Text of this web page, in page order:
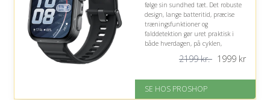
følge sin sundhed tæt. Det robuste
design, lange batteritid, præcise
træningsfunktioner og
falddetektion gør uret praktisk i
både hverdagen, på cyklen,
Fremragende Trustpilot rating
2199 kr. 1999kr
SE HOS PROSHOP